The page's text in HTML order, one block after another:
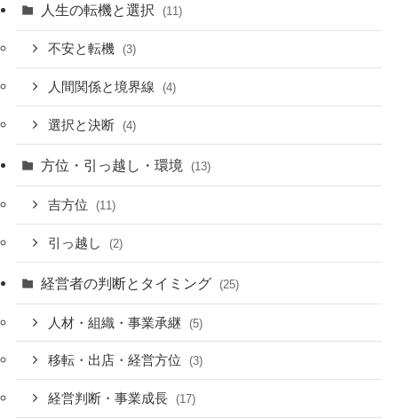
人生の転機と選択 (11)
不安と転機 (3)
人間関係と境界線 (4)
選択と決断 (4)
方位・引っ越し・環境 (13)
吉方位 (11)
引っ越し (2)
経営者の判断とタイミング (25)
人材・組織・事業承継 (5)
移転・出店・経営方位 (3)
経営判断・事業成長 (17)